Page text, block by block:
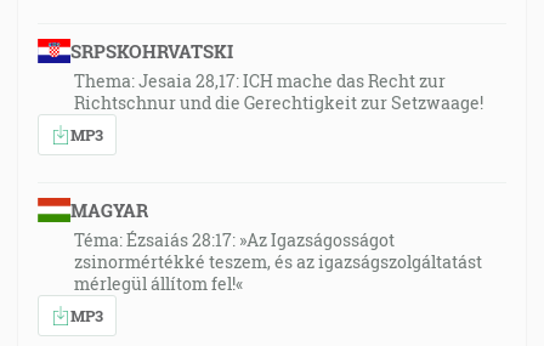
SRPSKOHRVATSKI
Thema: Jesaia 28,17: ICH mache das Recht zur
Richtschnur und die Gerechtigkeit zur Setzwaage!
MP3
MAGYAR
Téma: Ézsaiás 28:17: »Az Igazságosságot
zsinormértékké teszem, és az igazságszolgáltatást
mérlegül állítom fel!«
MP3